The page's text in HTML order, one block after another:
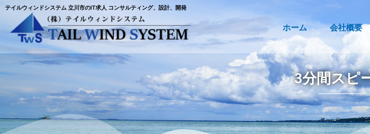
テイルウィンドシステム 立川市のIT求人 コンサルティング、設計、開発
ホーム 会社概要
3分間スピ